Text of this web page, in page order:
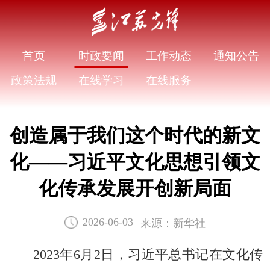
首页 时政要闻 工作动态
通知公告
政策法规
在线学习 在线服务
创造属于我们这个时代的新文
化——习近平文化思想引领文
化传承发展开创新局面
2026-06-03 来源：新华社
2023年6月2日，习近平总书记在文化传